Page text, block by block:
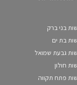
בני ברק
בת ים
גבעת שמואל
חולון
פתח תקווה